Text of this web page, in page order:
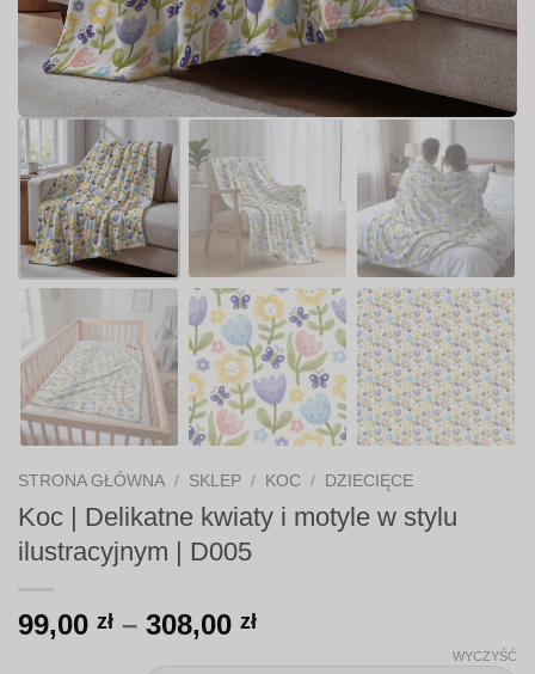
STRONA GŁÓWNA / SKLEP / KOC / DZIECIĘCE
Koc | Delikatne kwiaty i motyle w stylu
ilustracyjnym | D005
99,00 zł – 308,00 złZakres
WYCZYŚĆ